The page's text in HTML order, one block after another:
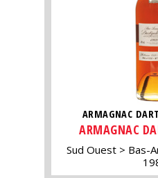
ARMAGNAC
ARMAGNAC
Sud Ouest Bas-